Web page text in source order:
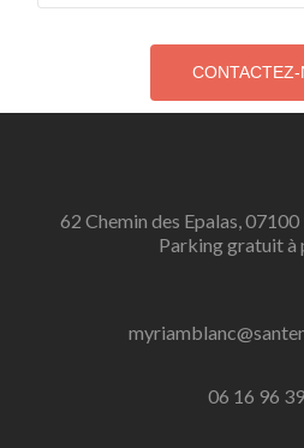
62 Chemin des Epalas,
Parking gratuit à
06 16 96